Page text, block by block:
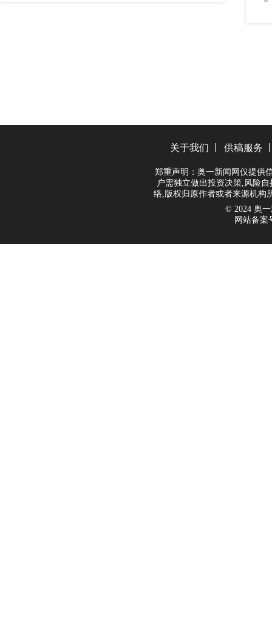
关于我们 供稿服务
郑重声明：奥一新闻网仅提供
户需独立做出投资决策,风险
络,版权归原作者或者来源机构
© 2024 奥一
网站备案